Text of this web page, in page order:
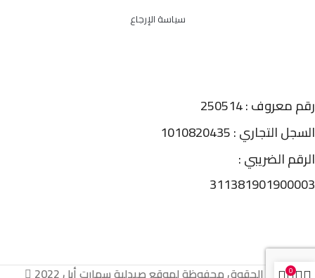
سياسة الإرجاع
رقم معروف : 250514
السجل التجاري : 1010820435
الرقم الضريبي :
311381901900003
جميع الحقوق محفوظة لموقع صيدلية سمارت أبل 20220